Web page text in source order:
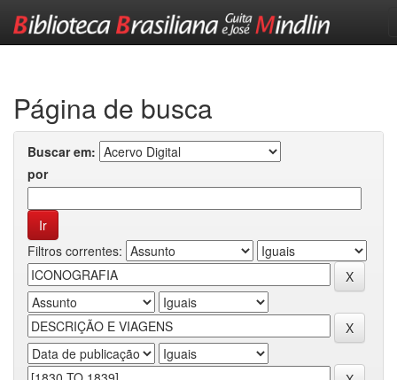
Página de busca
Buscar em:
por
Filtros correntes: